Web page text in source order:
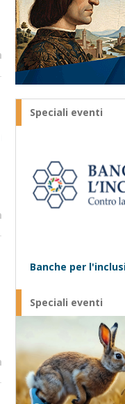
Speciali eventi
Banche per
Speciali eventi